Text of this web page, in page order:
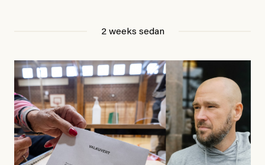
utpekas som israelisk infiltratör”. Enligt ingressen
handlar artikeln om en person vars ”bakgrund skapar
splittring och oro i rörelsen”. Problemet är att artikeln
skapar betydligt mer oro i palestinarörelsen – och den
oberoende vänstern – än den porträtterade personen
eller dess bakgrund.
2 weeks sedan